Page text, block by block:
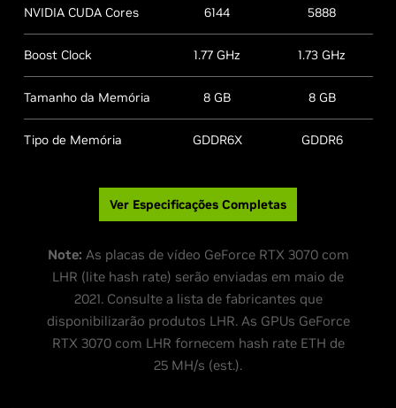
NVIDIA CUDA Cores 6144 5888
Boost Clock 1.77 GHz 1.73 GHz
Tamanho da Memória 8 GB 8 GB
Tipo de Memória GDDR6X GDDR6
Ver Especificações Completas
Note: As placas de vídeo GeForce RTX 3070 com
LHR (lite hash rate) serão enviadas em maio de
2021. Consulte a lista de fabricantes que
disponibilizarão produtos LHR. As GPUs GeForce
RTX 3070 com LHR fornecem hash rate ETH de
25 MH/s (est.).